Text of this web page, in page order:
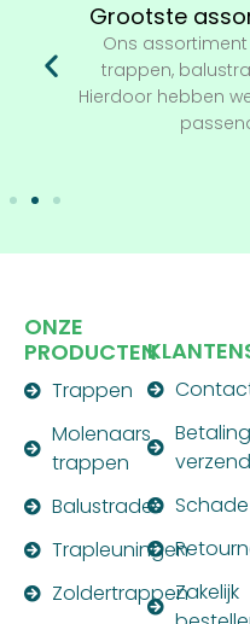
Grootste
Ons
trappen,
Hierdoor hebben
ONZE
PRODUCTEN
Trappen
Molenaars
trappen
Balustrades
Trapleuningen
Zoldertrappen
Schade
Zakelijk